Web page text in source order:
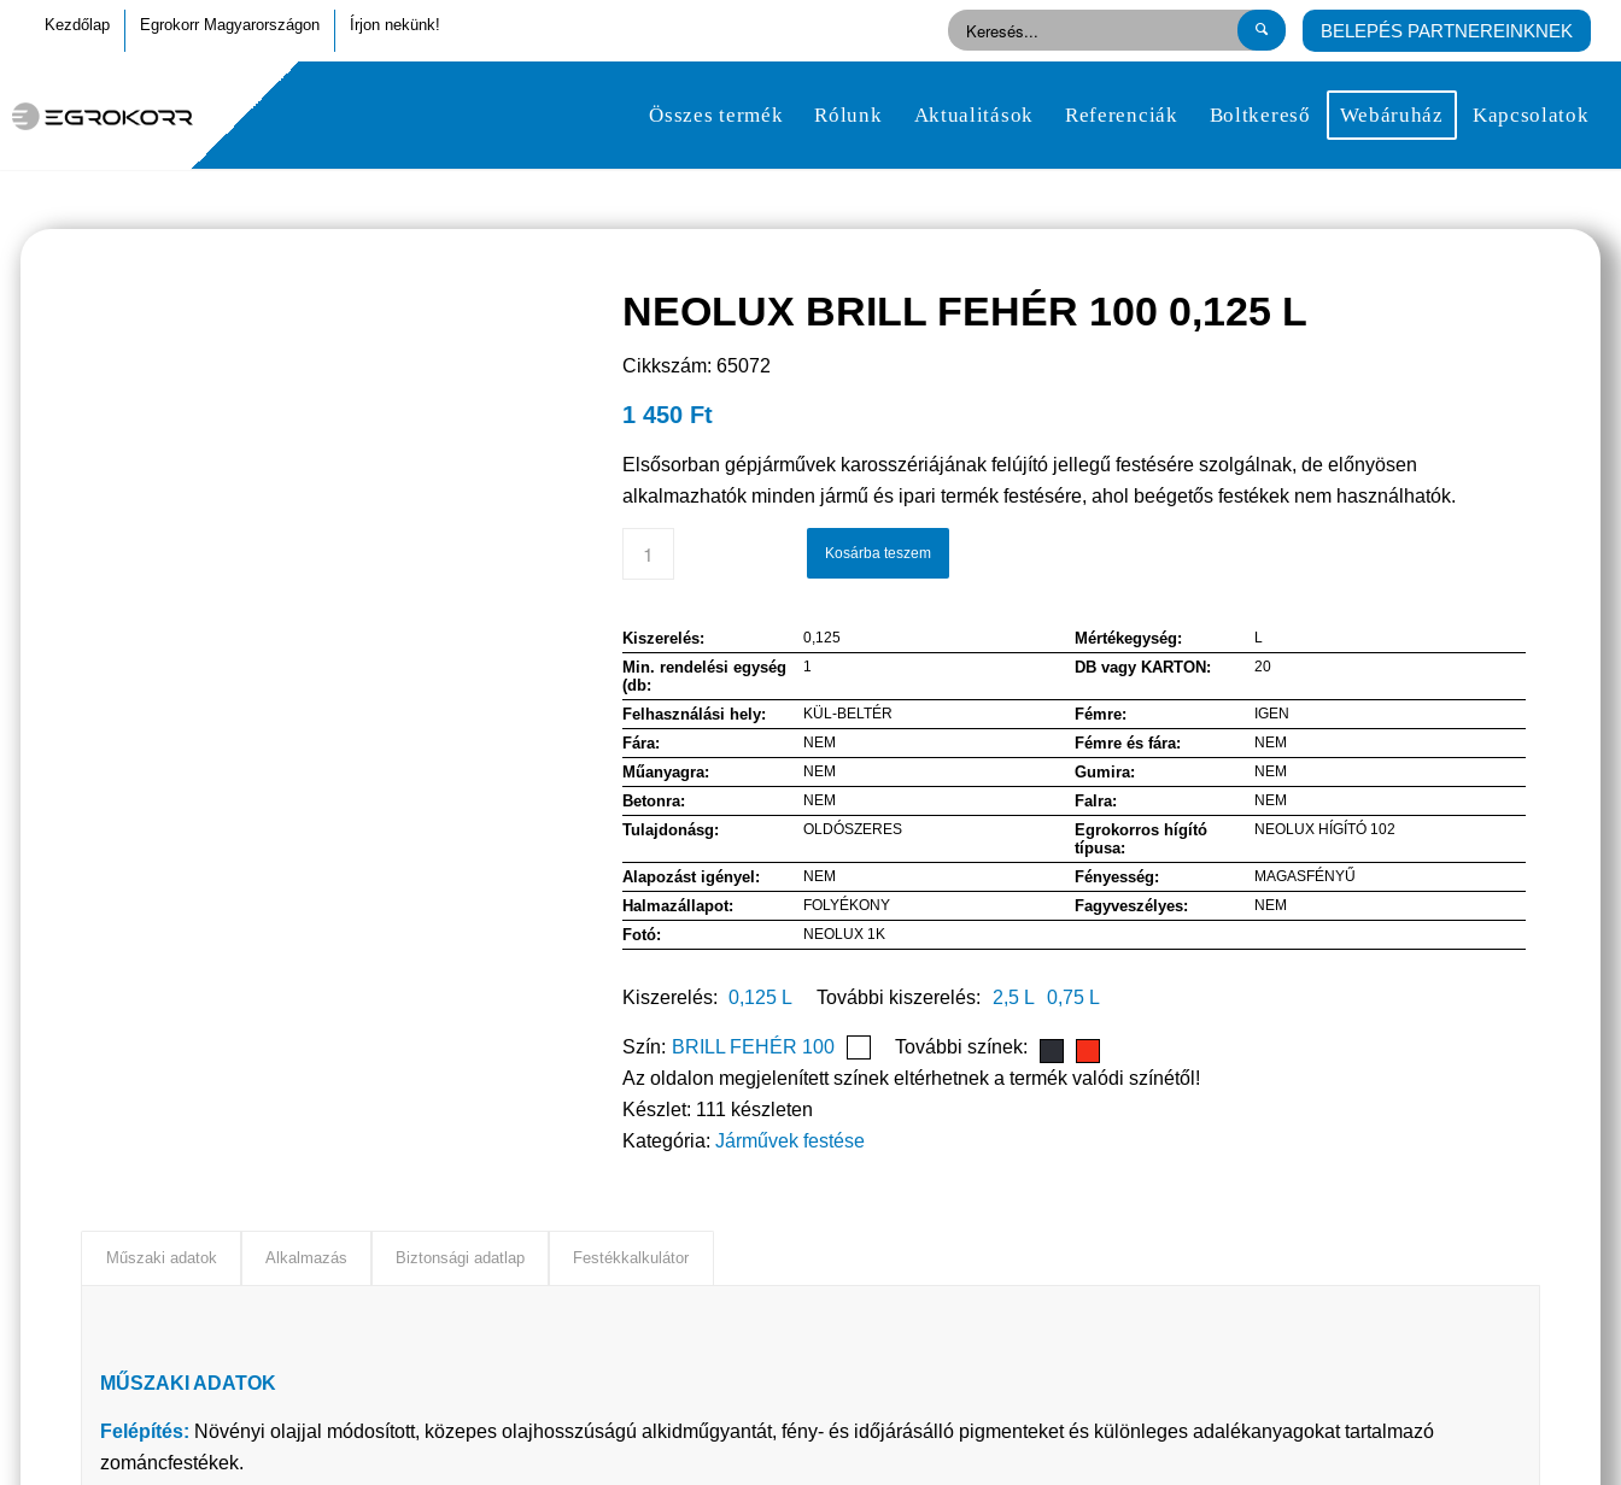
Kezdőlap Egrokorr Magyarországon Írjon nekünk! BELEPÉS PARTNEREINKNEK
Összes termék Rólunk Aktualitások Referenciák Boltkereső Webáruház Kapcsolatok
NEOLUX BRILL FEHÉR 100 0,125 L
Cikkszám: 65072
1 450 Ft
Elsősorban gépjárművek karosszériájának felújító jellegű festésére szolgálnak, de előnyösen
alkalmazhatók minden jármű és ipari termék festésére, ahol beégetős festékek nem használhatók.
Kosárba teszem
Kiszerelés: 0,125 Mértékegység: L
Min. rendelési egység
(db:
1 DB vagy KARTON: 20
Felhasználási hely: KÜL-BELTÉR Fémre: IGEN
Fára: NEM Fémre és fára: NEM
Műanyagra: NEM Gumira: NEM
Betonra: NEM Falra: NEM
Tulajdonásg: OLDÓSZERES
Egrokorros hígító
típusa:
NEOLUX HÍGÍTÓ 102
Alapozást igényel: NEM Fényesség: MAGASFÉNYŰ
Halmazállapot: FOLYÉKONY Fagyveszélyes: NEM
Fotó: NEOLUX 1K
Kiszerelés: 0,125 L További kiszerelés: 2,5 L 0,75 L
Szín: BRILL FEHÉR 100
További színek:
Az oldalon megjelenített színek eltérhetnek a termék valódi színétől!
Készlet: 111 készleten
Kategória:Járművek festése
Műszaki adatok Alkalmazás Biztonsági adatlap Festékkalkulátor
MŰSZAKI ADATOK
Felépítés: Növényi olajjal módosított, közepes olajhosszúságú alkidműgyantát, fény- és időjárásálló pigmenteket és különleges adalékanyagokat tartalmazó
zománcfestékek.